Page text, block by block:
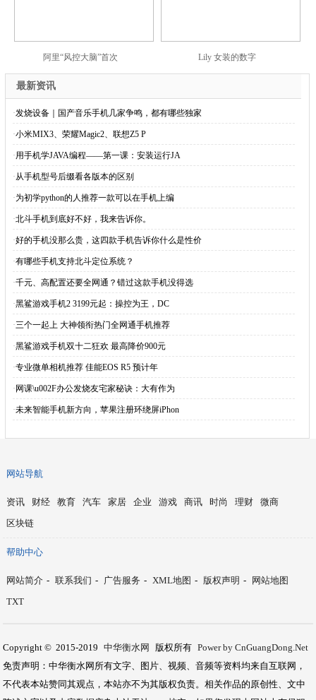
阿里“风控大脑”首次 Lily 女装的数字
最新资讯
·发烧设备｜国产音乐手机几家争鸣，都有哪些独家
·小米MIX3、荣耀Magic2、联想Z5 P
·用手机学JAVA编程——第一课：安装运行JA
·从手机型号后缀看各版本的区别
·为初学python的人推荐一款可以在手机上编
·北斗手机到底好不好，我来告诉你。
·好的手机没那么贵，这四款手机告诉你什么是性价
·有哪些手机支持北斗定位系统？
·千元、高配置还要全网通？错过这款手机没得选
·黑鲨游戏手机2 3199元起：操控为王，DC
·三个一起上 大神领衔热门全网通手机推荐
·黑鲨游戏手机双十二狂欢 最高降价900元
·专业微单相机推荐 佳能EOS R5 预计年
· 网课\u002F办公发烧友宅家秘诀：大有作为
·未来智能手机新方向，苹果注册环绕屏iPhon
网站导航
资讯 财经 教育 汽车 家居 企业 游戏 商讯 时尚 理财
微商
区块链
帮助中心
网站简介 - 联系我们 - 广告服务 - XML地图 - 版权声明 -
网站地图
TXT
Copyright © 2015-2019 中华衡水网 版权所有 Power by CnGuangDong.Net
免责声明：中华衡水网所有文字、图片、视频、音频等资料均来自互联网，
不代表本站赞同其观点，本站亦不为其版权负责。相关作品的原创性、文中